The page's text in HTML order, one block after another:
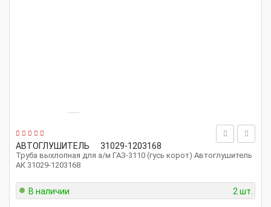
АВТОГЛУШИТЕЛЬ 31029-1203168
Труба выхлопная для а/м ГАЗ-3110 (гусь корот) Автоглушитель
АК 31029-1203168
В наличии 2 шт.